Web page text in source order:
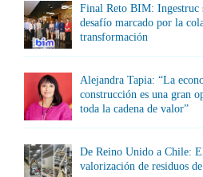
Final Reto BIM: Ingestruc
desafío marcado por la
transformación
Alejandra Tapia: “La
construcción es una gran
toda la cadena de valor”
De Reino Unido a Chile:
valorización de residuos